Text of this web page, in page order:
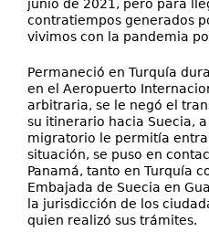
junio de 2021, pero para
contratiempos generados
vivimos con la pandemia
Permaneció en Turquía
en el Aeropuerto
arbitraria, se le negó el
su itinerario hacia Suecia,
migratorio le permitía
situación, se puso en
Panamá, tanto en Turquía
Embajada de Suecia en
la jurisdicción de los
quien realizó sus trámites.